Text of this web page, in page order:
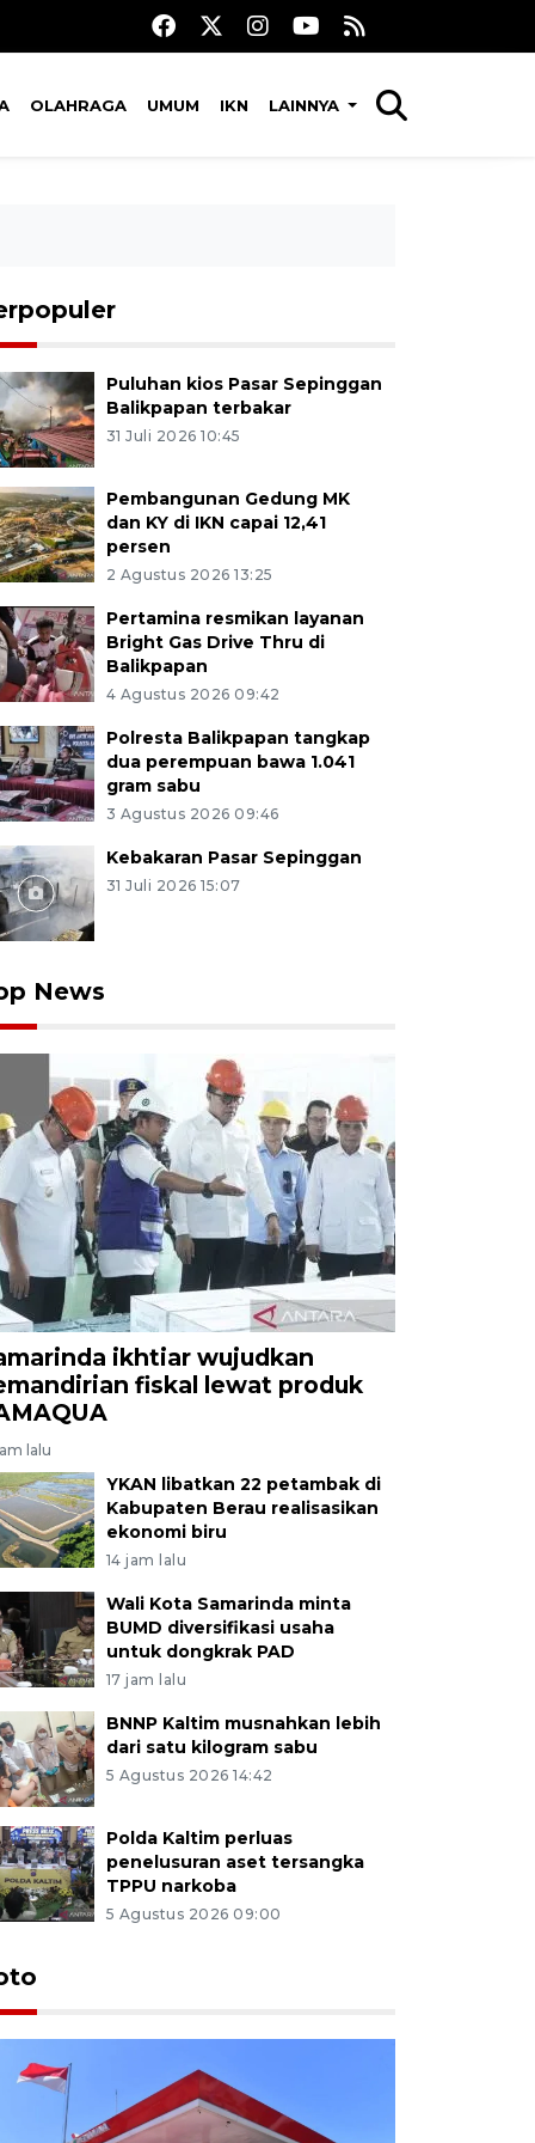
OLAHRAGA UMUM IKN LAINNYA
Puluhan kios Pasar Sepinggan
Balikpapan terbakar
31 Juli 2026 10:45
Pembangunan Gedung MK
dan KY di IKN capai 12,41
persen
2 Agustus 2026 13:25
Pertamina resmikan layanan
Bright Gas Drive Thru di
Balikpapan
4 Agustus 2026 09:42
Polresta Balikpapan tangkap
dua perempuan bawa 1.041
gram sabu
3 Agustus 2026 09:46
Kebakaran Pasar Sepinggan
31 Juli 2026 15:07
News
ikhtiar wujudkan
fiskal lewat produk
lalu
YKAN libatkan 22 petambak di
Kabupaten Berau realisasikan
ekonomi biru
14 jam lalu
Wali Kota Samarinda minta
BUMD diversifikasi usaha
untuk dongkrak PAD
17 jam lalu
BNNP Kaltim musnahkan lebih
dari satu kilogram sabu
5 Agustus 2026 14:42
Polda Kaltim perluas
penelusuran aset tersangka
TPPU narkoba
5 Agustus 2026 09:00